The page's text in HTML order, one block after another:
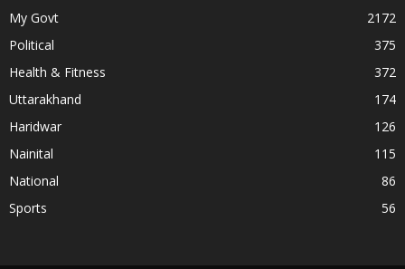
My Govt
2172
Political
375
Health & Fitness
372
Uttarakhand
174
Haridwar
126
Nainital
115
National
86
Sports
56